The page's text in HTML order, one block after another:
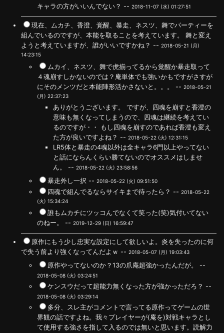
キャラの方がいいんでない？ -- 2018-11-07 (水) 01:27:51
現在、ムカチ、香澄、覚醒、暴走、ネスツ、舞でパーティーを
組んでいるのですが、本能を取ることを考えています。 舞と変え
ようと考えていますが、誰がいいですかね？ -- 2018-05-21 (月)
14:23:15
ムカイ、ネスツ、舞で虎揃ってるから覚醒か暴走取って
４魂崩すしかないのでは？庵単体でも強いかもですがさすが
にそのメンツだと本能陣形活かさないと。。。 -- 2018-05-21
(月) 22:37:23
ありがとうございます。 ですが、四魂を崩すと香澄の
意味も無くなってしまうので、四魂は継続を考えてい
るのですが・・ もし四魂を崩すのであれば香澄も変え
た方が良いですよね？ -- 2018-05-22 (火) 12:31:15
LR5体と暴走の4魂以外は全キャラ6門以上やってない
と話にならんくらい勝てないのでオススメはしませ
ん。 -- 2018-05-22 (火) 23:58:56
暴走外し一択 -- 2018-05-22 (火) 09:51:50
四魂で組んでるならサイキまで待ったら？ -- 2018-05-22
(火) 15:34:24
誰もムカチにツッコんでなくて笑った(笑)気付いてない
のねー。 -- 2019-12-29 (日) 16:59:47
原作にもう少し忠実な設定にして欲しいよ。炎を失ったのに何
で失う前より強くなってんだよｗ -- 2018-05-07 (月) 19:03:43
原作やってないのか？13の爪庵超強かったんだが。 --
2018-05-08 (火) 03:24:51
ケンスウだって超能力無くなった方が強かっただろ？ --
2018-05-08 (火) 03:29:14
多分、スレ主がコメントで言ってる原作ってゲームの世
界観の話ですよね。我々プレイヤーが(庵を)対戦キャラとし
て使用する強さを指して入るのでは無いと思います。読解力